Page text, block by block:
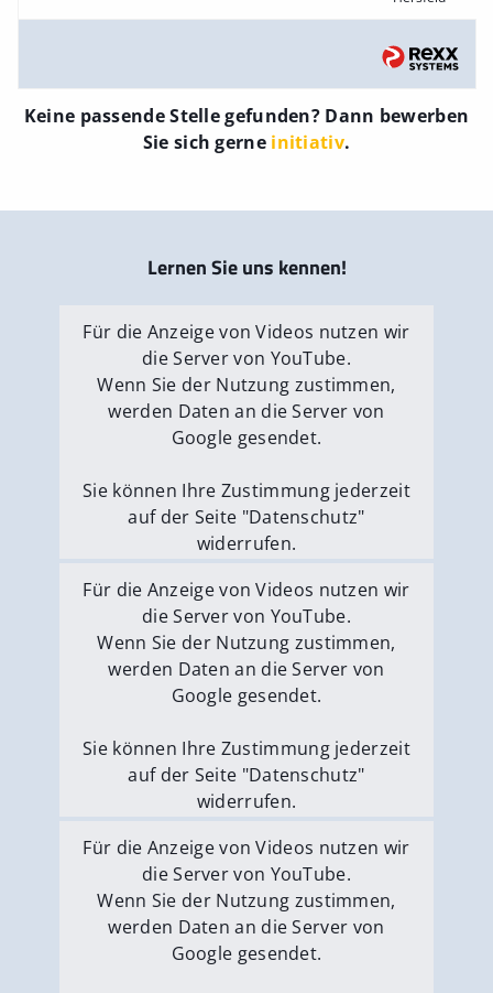
Keine passende Stelle gefunden? Dann bewerben
Sie sich gerne initiativ.
Lernen Sie uns kennen!
Für die Anzeige von Videos nutzen wir
die Server von YouTube.
Wenn Sie der Nutzung zustimmen,
werden Daten an die Server von
Google gesendet.
Sie können Ihre Zustimmung jederzeit
auf der Seite "Datenschutz"
widerrufen.
Externe Medien erlauben
Für die Anzeige von Videos nutzen wir
die Server von YouTube.
Wenn Sie der Nutzung zustimmen,
werden Daten an die Server von
Google gesendet.
Sie können Ihre Zustimmung jederzeit
auf der Seite "Datenschutz"
widerrufen.
Externe Medien erlauben
Für die Anzeige von Videos nutzen wir
die Server von YouTube.
Wenn Sie der Nutzung zustimmen,
werden Daten an die Server von
Google gesendet.